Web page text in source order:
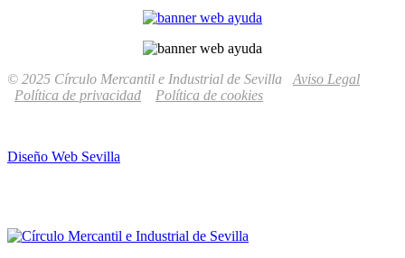
© 2025 Círculo Mercantil e Industrial de Sevilla Aviso Legal
Política de privacidad
Política de cookies
Diseño Web Sevilla